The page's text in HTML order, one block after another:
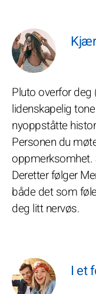
Pluto overfor deg
lidenskapelig
nyoppståtte
Personen du
oppmerksomhet.
Deretter følger
både det som
deg litt nervøs.
I et